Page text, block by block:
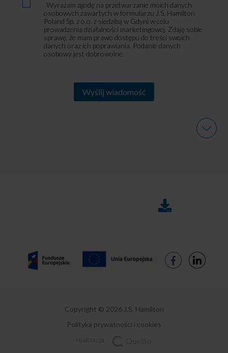
osobowe
Wyrażam zgodę na przetwarzanie moich danych
osobowych zawartych w formularzu J.S. Hamilton
Poland Sp. z o.o. z siedzibą w Gdyni w celu
prowadzenia działalności marketingowej. Zdaję sobie
sprawę, że mam prawo dostępu do treści swoich
danych oraz ich poprawiania. Podanie danych
osobowy jest dobrowolne.
DO
Copyright © 2026 J.S. Hamilton
Polityka prywatności i cookies